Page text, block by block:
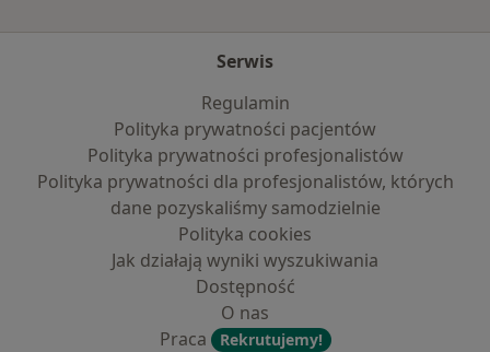
Serwis
Regulamin
Polityka prywatności pacjentów
Polityka prywatności profesjonalistów
Polityka prywatności dla profesjonalistów, których
dane pozyskaliśmy samodzielnie
Polityka cookies
Jak działają wyniki wyszukiwania
Dostępność
O nas
Praca
Rekrutujemy!